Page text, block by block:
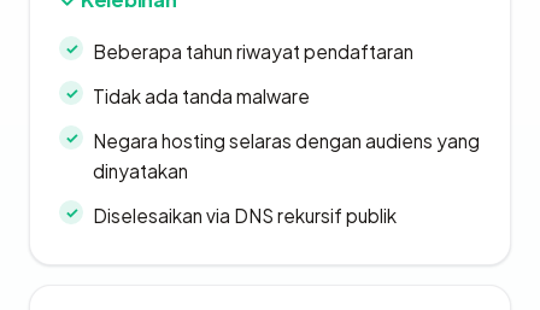
Beberapa tahun riwayat pendaftaran
Tidak ada tanda malware
Negara hosting selaras dengan audiens yang
dinyatakan
Diselesaikan via DNS rekursif publik